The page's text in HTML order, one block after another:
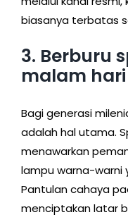
biasanya terbatas
3. Berburu
malam hari
Bagi generasi
adalah hal utama.
menawarkan
lampu warna-warni
Pantulan cahaya
menciptakan latar